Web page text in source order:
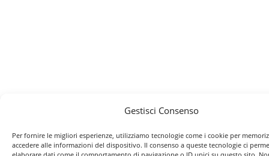
Gestisci Consenso
Per fornire le migliori esperienze, utilizziamo tecnologie come i cookie per
accedere alle informazioni del dispositivo. Il consenso a queste tecnologie ci